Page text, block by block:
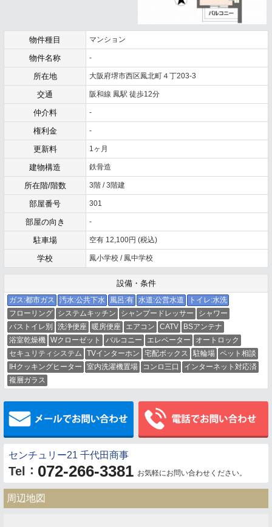
物件種目 マンション
物件名称 -
所在地 大阪府堺市西区鳳北町４丁203-3
交通 阪和線 鳳駅 徒歩12分
仲介料 -
権利金 -
更新料 1ヶ月
建物構造 鉄骨造
所在階/階数 3階 / 3階建
部屋番号 301
部屋の向き -
駐車場 空有 12,100円 (税込)
学校 鳳小学校 / 鳳中学校
設備・条件
ガス:都市ガス 汚水:公共下水 風呂:有 水道:公営水道
トイレ:水洗
フローリング
システムキッチン シャンプードレッサー
シャワー
バストイレ別
洗浄便座 暖房便座 エアコン CATV
BSアンテナ
浴室乾燥機 Wクローゼット バルコニー エレベーター
オートロック
セキュリティシステム
TVインターホン 宅配ボックス 駐輪場 ペット相談
IHクッキングヒーター
室内洗濯機置場 コンロ三口
インターネット対応済
複層ガラス
メールでお問い合わせ
センチュリー21 千代田商事
Tel ： 072-266-3381 お気軽にお問い合わせください。
周辺地図